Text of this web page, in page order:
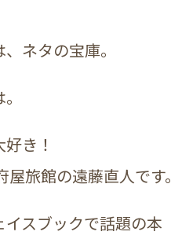
ネタの宝庫。
き！
屋旅館の遠藤直人です。
イスブックで話題の本